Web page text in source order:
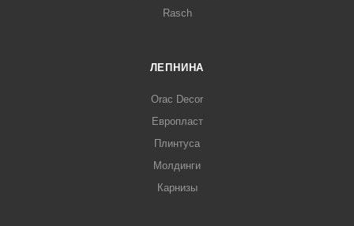
Rasch
ЛЕПНИНА
Orac Decor
Европласт
Плинтуса
Молдинги
Карнизы